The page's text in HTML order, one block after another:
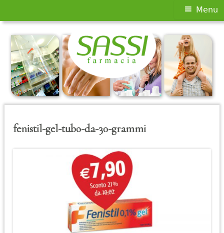
contenuto
principale
Menu
fenistil-gel-tubo-da-30-grammi